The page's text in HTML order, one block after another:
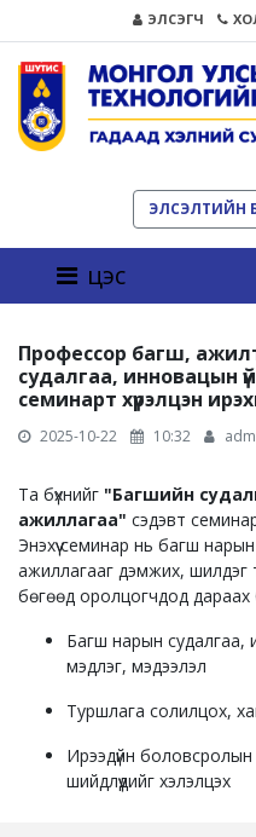
ЭЛСЭГЧ
ЭЛСЭЛТИЙН
цэс
Профессор багш,
судалгаа, инновацын
семинарт хүрэлцэн
2025-10-22 10:32
Та бүхнийг "Багшийн
ажиллагаа" сэдэвт
Энэхүү семинар нь багш
ажиллагааг дэмжих, шилдэг
бөгөөд оролцогчдод
Багш нарын судалгаа,
мэдлэг, мэдээлэл
Туршлага солилцох,
Ирээдүйн
шийдлүүдийг хэлэлцэх